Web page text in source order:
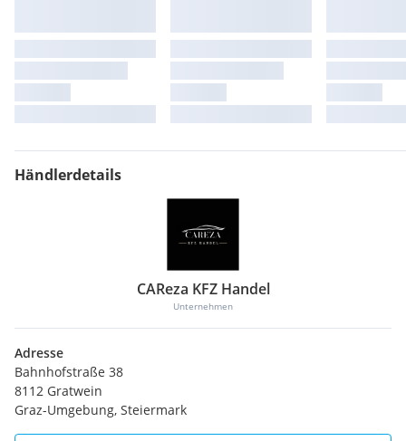
Händlerdetails
CAReza KFZ Handel
Unternehmen
Adresse
Bahnhofstraße 38
8112 Gratwein
Graz-Umgebung, Steiermark